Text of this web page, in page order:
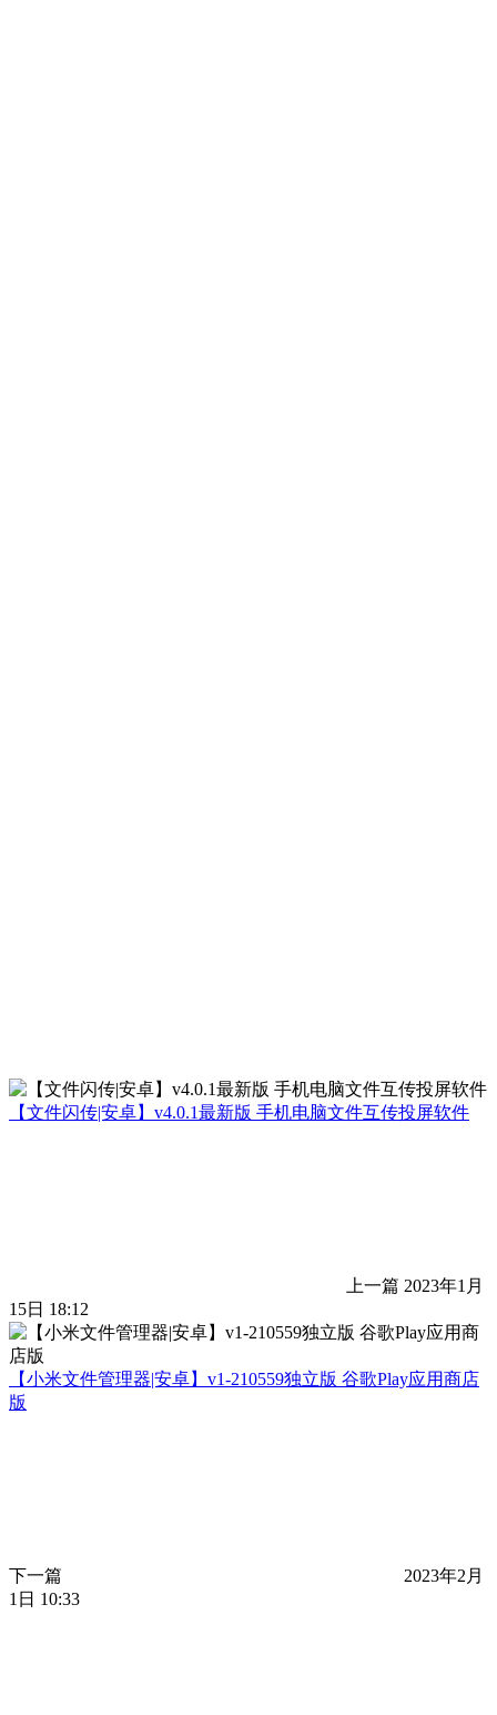
【文件闪传|安卓】v4.0.1最新版 手机电脑文件互传投屏软件
上一篇 2023年1月
15日 18:12
【小米文件管理器|安卓】v1-210559独立版 谷歌Play应用商店
版
下一篇
2023年2月
1日 10:33